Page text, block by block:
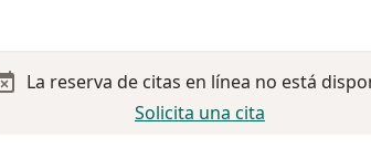
La reserva de citas en línea no está
Solicita una cita